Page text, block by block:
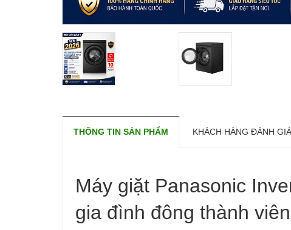
THÔNG TIN SẢN PHẨM KHÁCH HÀNG ĐÁNH GIÁ
Máy giặt Panasonic
gia đình đông thành viên